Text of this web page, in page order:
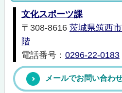
文化スポーツ課
〒308-8616 茨城県筑西
階
電話番号： 0296-22-0183
メールでお問い合わ